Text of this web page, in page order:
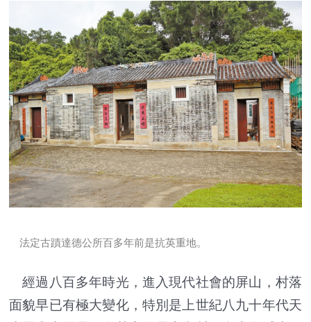
法定古蹟達德公所百多年前是抗英重地。
經過八百多年時光，進入現代社會的屏山，村落
面貌早已有極大變化，特別是上世紀八九十年代天